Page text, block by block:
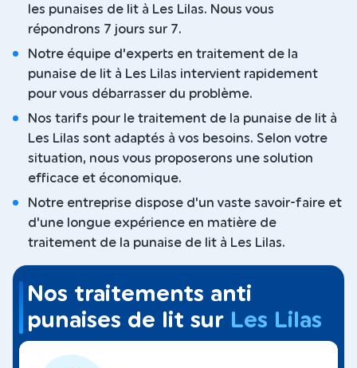
les punaises de lit à Les Lilas. Nous vous
répondrons 7 jours sur 7.
Notre équipe d'experts en traitement de la
punaise de lit à Les Lilas intervient rapidement
pour vous débarrasser du problème.
Nos tarifs pour le traitement de la punaise de lit à
Les Lilas sont adaptés à vos besoins. Selon votre
situation, nous vous proposerons une solution
efficace et économique.
Notre entreprise dispose d'un vaste savoir-faire et
d'une longue expérience en matière de
traitement de la punaise de lit à Les Lilas.
Nos traitements anti
punaises de lit sur Les Lilas